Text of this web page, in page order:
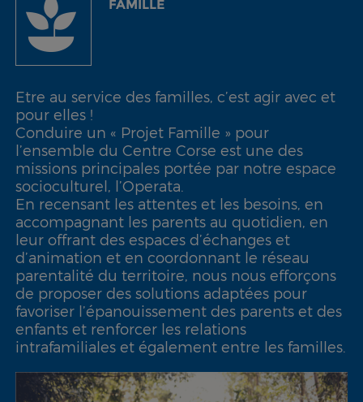
FAMILLE
Etre au service des familles, c’est agir avec et
pour elles !
Conduire un « Projet Famille » pour
l’ensemble du Centre Corse est une des
missions principales portée par notre espace
socioculturel, l’Operata.
En recensant les attentes et les besoins, en
accompagnant les parents au quotidien, en
leur offrant des espaces d’échanges et
d’animation et en coordonnant le réseau
parentalité du territoire, nous nous efforçons
de proposer des solutions adaptées pour
favoriser l’épanouissement des parents et des
enfants et renforcer les relations
intrafamiliales et également entre les familles.